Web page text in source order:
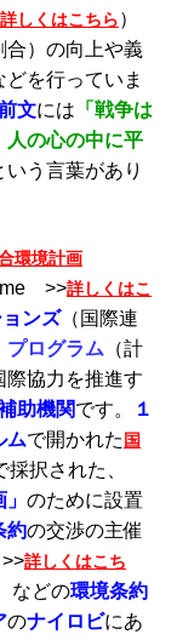
詳しくはこちら）
合）の向上や義
どを行っていま
文には 「戦争は
人の心の中に平
いう言葉があり
環境計画
>>詳しくはこ
ンズ（国際連
プログラム （計
際協力を推進す
助機関です。
１
ムで開かれた 国
採択された、
のために設置
約の交渉の主催
>>詳しくはこち
などの環境条約
のナイロビにあ